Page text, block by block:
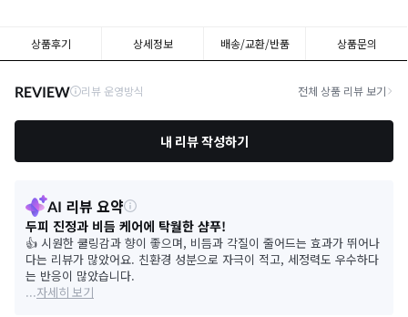
상품후기 상세정보 배송/교환/반품 상품문의